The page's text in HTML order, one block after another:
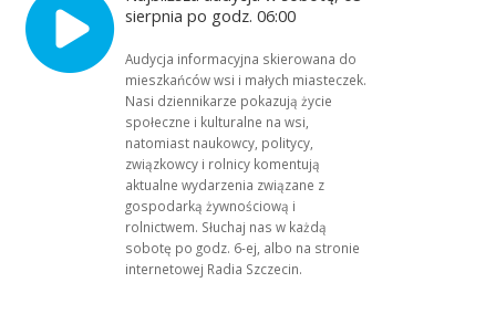
sierpnia po godz. 06:00
Audycja informacyjna skierowana do
mieszkańców wsi i małych miasteczek.
Nasi dziennikarze pokazują życie
społeczne i kulturalne na wsi,
natomiast naukowcy, politycy,
związkowcy i rolnicy komentują
aktualne wydarzenia związane z
gospodarką żywnościową i
rolnictwem. Słuchaj nas w każdą
sobotę po godz. 6-ej, albo na stronie
internetowej Radia Szczecin.